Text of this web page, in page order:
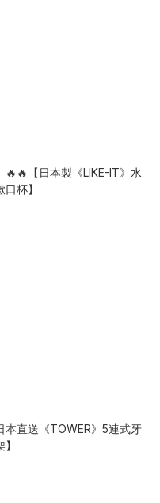
🔥🔥【日本製《LIKE-IT》水
杯】
本直送《TOWER》5連式牙